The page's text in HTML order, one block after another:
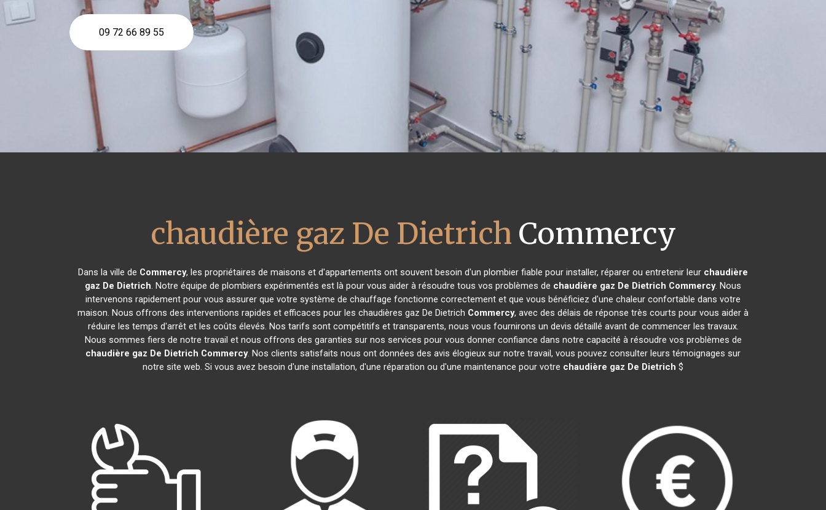
09 72 66 89 55
chaudière gaz De Dietrich Commercy
Dans la ville de Commercy, les propriétaires de maisons et d'appartements ont souvent besoin d'un plombier fiable pour installer, réparer ou entretenir leur chaudière
gaz De Dietrich. Notre équipe de plombiers expérimentés est là pour vous aider à résoudre tous vos problèmes de chaudière gaz De Dietrich Commercy. Nous
intervenons rapidement pour vous assurer que votre système de chauffage fonctionne correctement et que vous bénéficiez d'une chaleur confortable dans votre
maison. Nous offrons des interventions rapides et efficaces pour les chaudières gaz De Dietrich Commercy, avec des délais de réponse très courts pour vous aider à
réduire les temps d'arrêt et les coûts élevés. Nos tarifs sont compétitifs et transparents, nous vous fournirons un devis détaillé avant de commencer les travaux.
Nous sommes fiers de notre travail et nous offrons des garanties sur nos services pour vous donner confiance dans notre capacité à résoudre vos problèmes de
chaudière gaz De Dietrich Commercy. Nos clients satisfaits nous ont données des avis élogieux sur notre travail, vous pouvez consulter leurs témoignages sur
notre site web. Si vous avez besoin d'une installation, d'une réparation ou d'une maintenance pour votre chaudière gaz De Dietrich $